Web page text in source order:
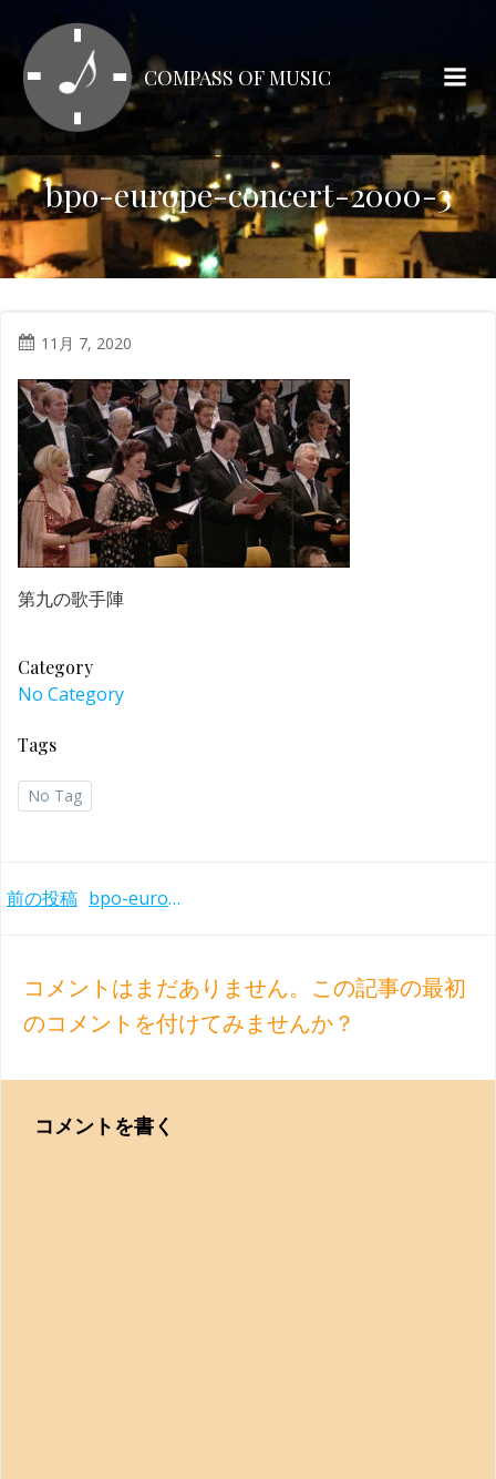
テ
ン
ツ
ス
キ
ッ
プ
COMPASS OF MUSIC
bpo-europe-concert-2000-3
11月 7, 2020
第九の歌手陣
Category
No Category
Tags
No Tag
Post
前の投稿 bpo-europe-concert-2000-3
コメントはまだありません。この記事の最初
のコメントを付けてみませんか？
コメントを書く